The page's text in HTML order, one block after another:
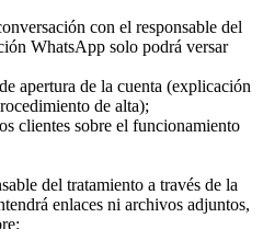
con el responsable del
WhatsApp solo podrá versar
apertura de la cuenta (explicación
de alta);
clientes sobre el funcionamiento
del tratamiento a través de la
enlaces ni archivos adjuntos,